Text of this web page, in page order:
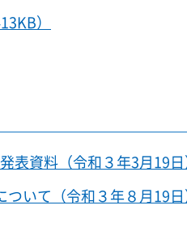
）
表資料（令和３年3月19日
いて（令和３年８月19日